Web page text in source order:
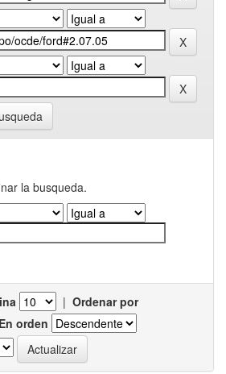
la busqueda.
| Ordenar por
En orden